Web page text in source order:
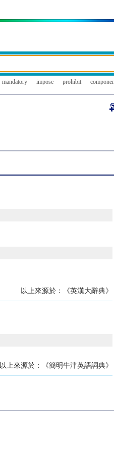
mandatory impose prohibit
以上來源於：《英漢大辭典》
以上來源於：《簡明牛津英語詞典》